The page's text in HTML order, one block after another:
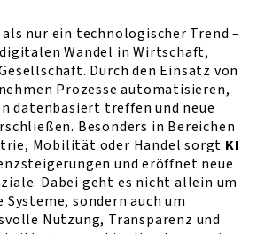
nur ein technologischer Trend –
Wandel in Wirtschaft,
Durch den Einsatz von
Prozesse automatisieren,
datenbasiert treffen und neue
Besonders in Bereichen
Mobilität oder Handel sorgt KI
und eröffnet neue
Dabei geht es nicht allein um
Systeme, sondern auch um
Nutzung, Transparenz und